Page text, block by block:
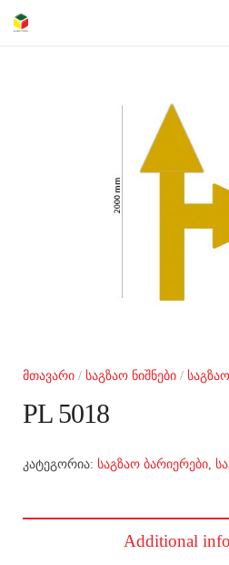
პროდუქციის კატალოგი
სერთიფიკატები
მთავარი / საგზაო ნიშნები /
PL 5018
კატეგორია: საგზაო ბარიერები
Additional